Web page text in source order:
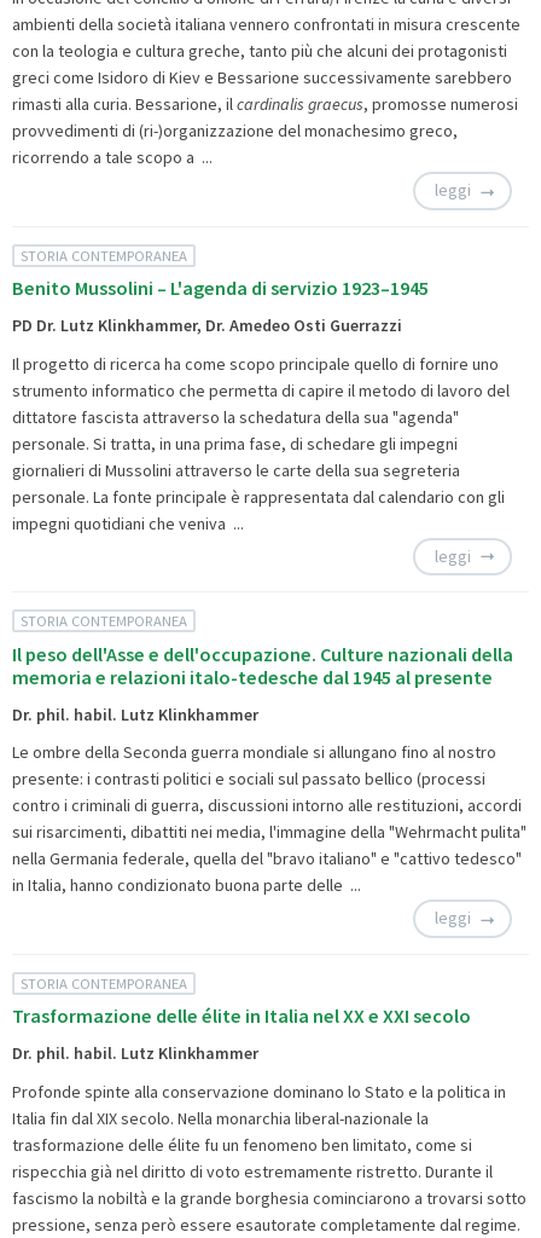
ambienti della società italiana vennero confrontati in misura crescente
con la teologia e cultura greche, tanto più che alcuni dei protagonisti
greci come Isidoro di Kiev e Bessarione successivamente sarebbero
rimasti alla curia. Bessarione, ilcardinalis graecus, promosse numerosi
provvedimenti di (ri-)organizzazione del monachesimo greco,
ricorrendo a tale scopo a ...
leggi
STORIA CONTEMPORANEA
Benito Mussolini – L'agenda di servizio 1923–1945
PD Dr. Lutz Klinkhammer, Dr. Amedeo Osti Guerrazzi
Il progetto di ricerca ha come scopo principale quello di fornire uno
strumento informatico che permetta di capire il metodo di lavoro del
dittatore fascista attraverso la schedatura della sua "agenda"
personale. Si tratta, in una prima fase, di schedare gli impegni
giornalieri di Mussolini attraverso le carte della sua segreteria
personale. La fonte principale è rappresentata dal calendario con gli
impegni quotidiani che veniva ...
leggi
STORIA CONTEMPORANEA
Il peso dell'Asse e dell'occupazione. Culture nazionali della
memoria e relazioni italo-tedesche dal 1945 al presente
Dr. phil. habil. Lutz Klinkhammer
Le ombre della Seconda guerra mondiale si allungano fino al nostro
presente: i contrasti politici e sociali sul passato bellico (processi
contro i criminali di guerra, discussioni intorno alle restituzioni, accordi
sui risarcimenti, dibattiti nei media, l'immagine della "Wehrmacht pulita"
nella Germania federale, quella del "bravo italiano" e "cattivo tedesco"
in Italia, hanno condizionato buona parte delle ...
leggi
STORIA CONTEMPORANEA
Trasformazione delle élite in Italia nel XX e XXI secolo
Dr. phil. habil. Lutz Klinkhammer
Profonde spinte alla conservazione dominano lo Stato e la politica in
Italia fin dal XIX secolo. Nella monarchia liberal-nazionale la
trasformazione delle élite fu un fenomeno ben limitato, come si
rispecchia già nel diritto di voto estremamente ristretto. Durante il
fascismo la nobiltà e la grande borghesia cominciarono a trovarsi sotto
pressione, senza però essere esautorate completamente dal regime.